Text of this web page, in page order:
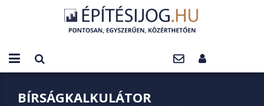
BÍRSÁGKALKULÁTOR